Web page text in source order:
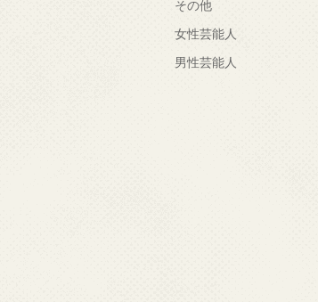
その他
女性芸能人
男性芸能人